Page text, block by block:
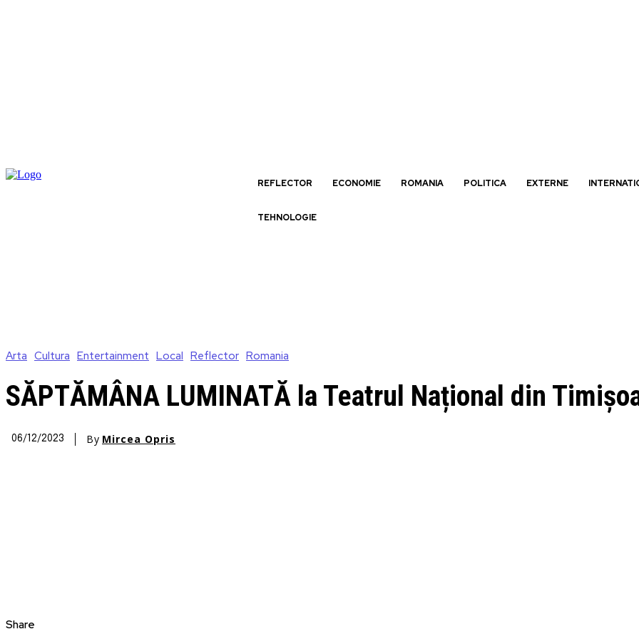
REFLECTOR ECONOMIE ROMANIA POLITICA EXTERNE
TEHNOLOGIE
Arta Cultura Entertainment Local Reflector Romania
SĂPTĂMÂNA LUMINATĂ la Teatrul Național din
06/12/2023 By Mircea Opris
Share